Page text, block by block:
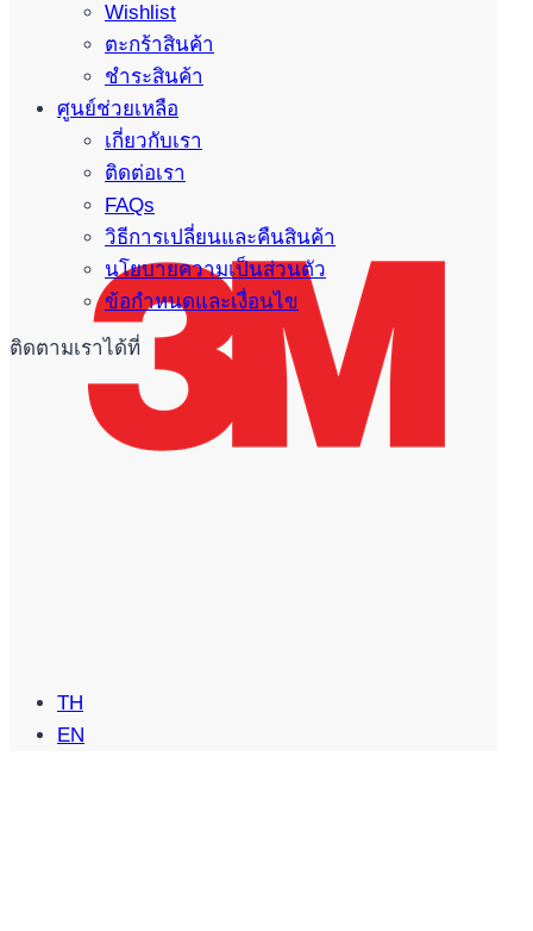
Wishlist
ตะกร้าสินค้า
ชำระสินค้า
ศูนย์ช่วยเหลือ
เกี่ยวกับเรา
ติดต่อเรา
FAQs
วิธีการเปลี่ยนและคืนสินค้า
นโยบายความเป็นส่วนตัว
ข้อกำหนดและเงื่อนไข
ติดตามเราได้ที่
TH
EN